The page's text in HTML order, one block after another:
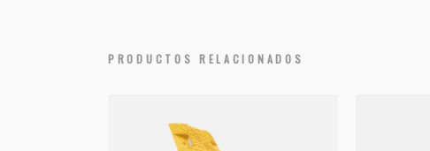
PRODUCTOS RELACIONADOS